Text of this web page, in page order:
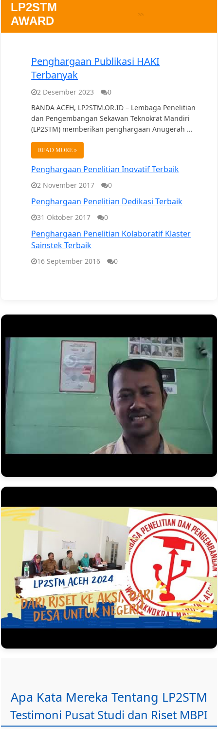
LP2STM
AWARD
Penghargaan Publikasi HAKI
Terbanyak
2 Desember 2023
0
BANDA ACEH, LP2STM.OR.ID – Lembaga Penelitian
dan Pengembangan Sekawan Teknokrat Mandiri
(LP2STM) memberikan penghargaan Anugerah …
READ MORE »
Penghargaan Penelitian Inovatif Terbaik
2 November 2017 0
Penghargaan Penelitian Dedikasi Terbaik
31 Oktober 2017 0
Penghargaan Penelitian Kolaboratif Klaster
Sainstek Terbaik
16 September 2016 0
Apa Kata Mereka Tentang LP2STM
Testimoni Pusat Studi dan Riset MBPI